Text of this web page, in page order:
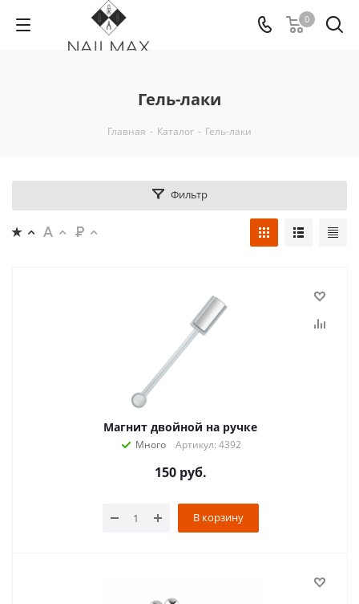
0
Гель-лаки
Главная - Каталог - Гель-лаки
Фильтр
Магнит двойной на ручке
Много Артикул: 4392
150руб.
В корзину